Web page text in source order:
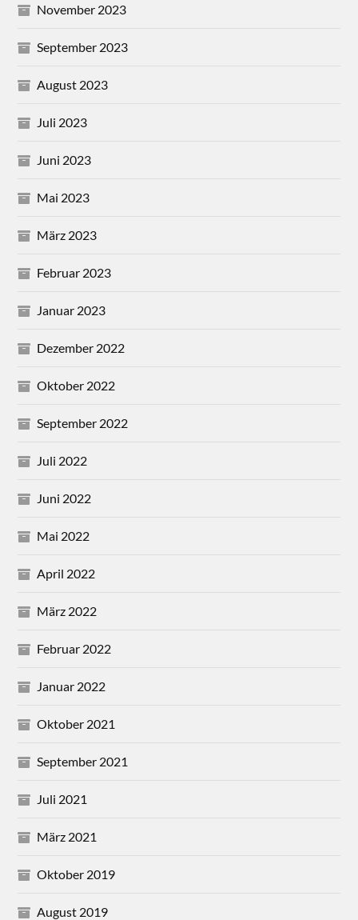
November 2023
September 2023
August 2023
Juli 2023
Juni 2023
Mai 2023
März 2023
Februar 2023
Januar 2023
Dezember 2022
Oktober 2022
September 2022
Juli 2022
Juni 2022
Mai 2022
April 2022
März 2022
Februar 2022
Januar 2022
Oktober 2021
September 2021
Juli 2021
März 2021
Oktober 2019
August 2019